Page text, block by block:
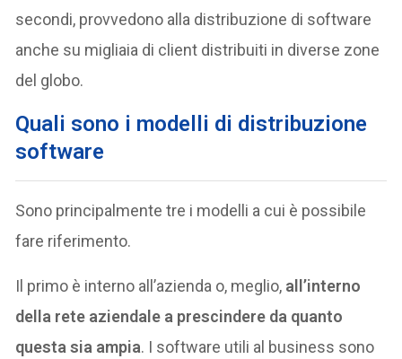
secondi, provvedono alla distribuzione di software
anche su migliaia di client distribuiti in diverse zone
del globo.
Quali sono i modelli di distribuzione
software
Sono principalmente tre i modelli a cui è possibile
fare riferimento.
Il primo è interno all’azienda o, meglio, all’interno
della rete aziendale a prescindere da quanto
questa sia ampia. I software utili al business sono